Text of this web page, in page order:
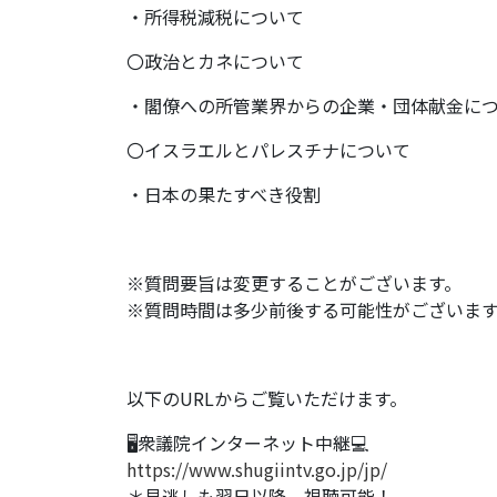
・所得税減税について
〇政治とカネについて
・閣僚への所管業界からの企業・団体献金に
〇イスラエルとパレスチナについて
・日本の果たすべき役割
※質問要旨は変更することがございます。
※質問時間は多少前後する可能性がございます
以下のURLからご覧いただけます。
🖥衆議院インターネット中継💻
https://www.shugiintv.go.jp/jp/